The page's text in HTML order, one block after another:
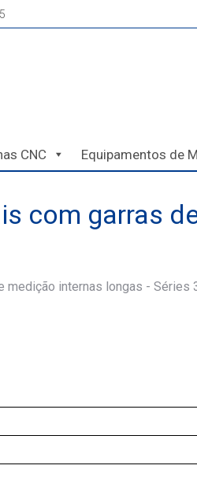
CNC Equipamentos de
com garras